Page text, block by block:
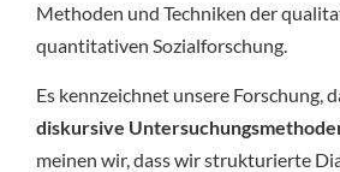
Methoden und Techniken der
quantitativen Sozialforschung.
Es kennzeichnet unsere Forschung,
diskursive
meinen wir, dass wir strukturierte